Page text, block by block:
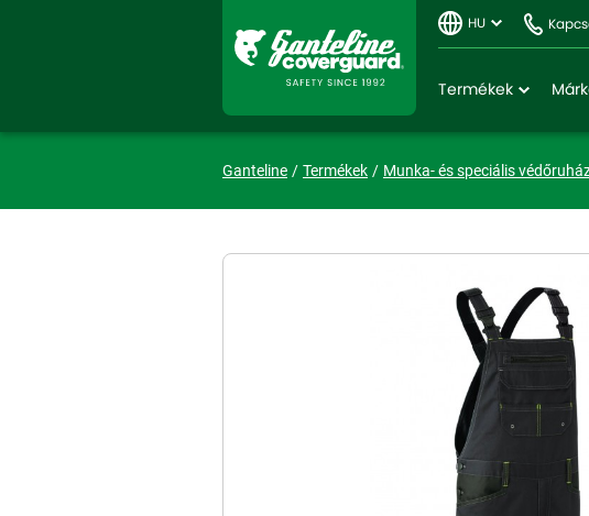
HU
Termékek
Ganteline Termékek Munka- és speciális